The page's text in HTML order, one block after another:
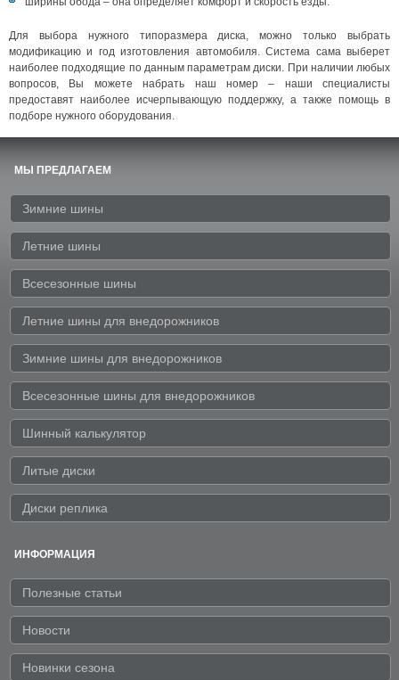
Для выбора нужного типоразмера диска, можно только выбрать
модификацию и год изготовления автомобиля. Система сама выберет
наиболее подходящие по данным параметрам диски. При наличии любых
вопросов, Вы можете набрать наш номер – наши специалисты
предоставят наиболее исчерпывающую поддержку, а также помощь в
подборе нужного оборудования.
МЫ ПРЕДЛАГАЕМ
Зимние шины
Летние шины
Всесезонные шины
Летние шины для внедорожников
Зимние шины для внедорожников
Всесезонные шины для внедорожников
Шинный калькулятор
Литые диски
Диски реплика
ИНФОРМАЦИЯ
Полезные статьи
Новости
Новинки сезона